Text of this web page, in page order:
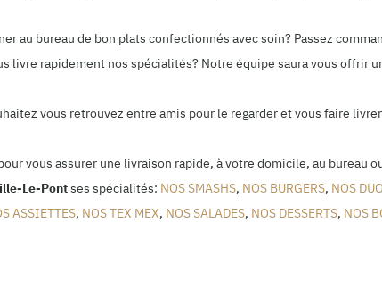
au bureau de bon plats confectionnés avec soin? Passez
livre rapidement nos spécialités? Notre équipe saura vous offrir
vous retrouvez entre amis pour le regarder et vous faire
vous assurer une livraison rapide, à votre domicile, au bureau
Le-Pontses spécialités: NOS SMASHS, NOS BURGERS, NOS
ASSIETTES, NOS TEX MEX, NOS SALADES, NOS DESSERTS, NOS